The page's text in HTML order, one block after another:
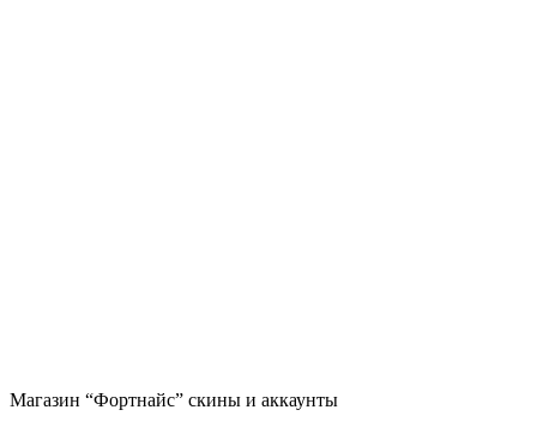
Магазин “Фортнайс” скины и аккаунты